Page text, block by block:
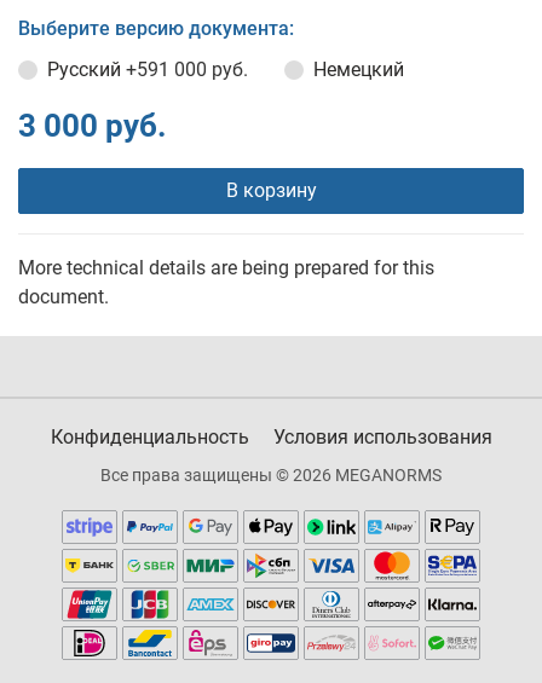
Выберите версию документа:
Русский +591 000 руб. Немецкий
3 000 руб.
В корзину
More technical details are being prepared for this
document.
Конфиденциальность Условия использования
Все права защищены © 2026 MEGANORMS